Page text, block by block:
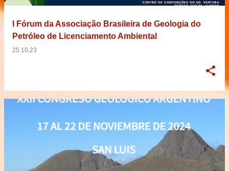
I Fórum da Associação Brasileira de Geologia do
Petróleo de Licenciamento Ambiental
25.10.23